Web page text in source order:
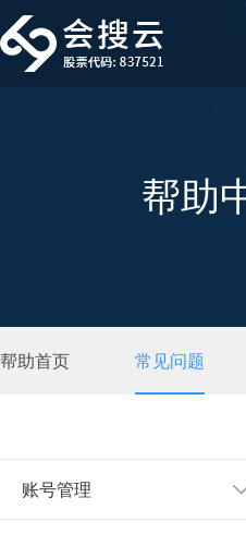
帮助
帮助首页 常见问题
账号管理